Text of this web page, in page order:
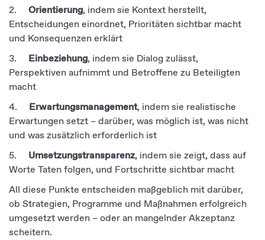
2. Orientierung, indem sie Kontext herstellt,
Entscheidungen einordnet, Prioritäten sichtbar macht
und Konsequenzen erklärt
3. Einbeziehung, indem sie Dialog zulässt,
Perspektiven aufnimmt und Betroffene zu Beteiligten
macht
4. Erwartungsmanagement, indem sie realistische
Erwartungen setzt – darüber, was möglich ist, was nicht
und was zusätzlich erforderlich ist
5. Umsetzungstransparenz, indem sie zeigt, dass auf
Worte Taten folgen, und Fortschritte sichtbar macht
All diese Punkte entscheiden maßgeblich mit darüber,
ob Strategien, Programme und Maßnahmen erfolgreich
umgesetzt werden – oder an mangelnder Akzeptanz
scheitern.